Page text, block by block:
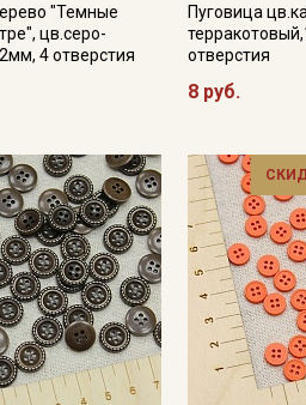
"Темные
цв.серо-
4 отверстия
Пуговица
отверстия
8 руб.
Ознакомлен(а) с
и даюСогласие
данных
Согласие на